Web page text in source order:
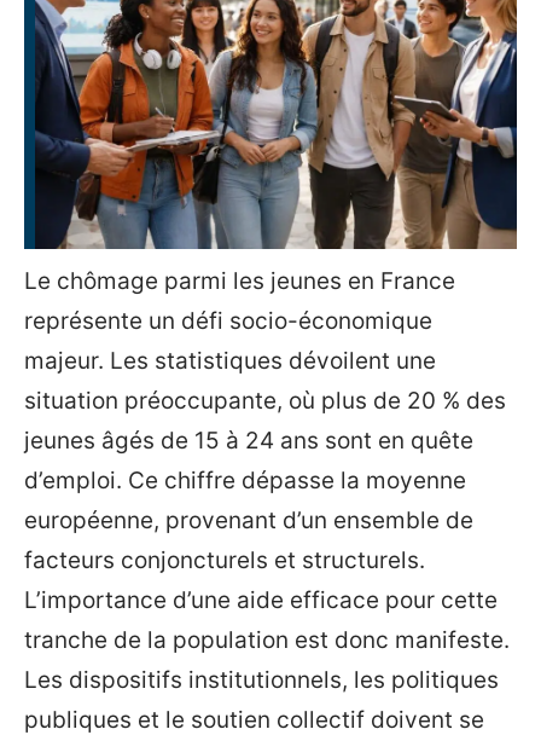
Le chômage parmi les jeunes en France
représente un défi socio-économique
majeur. Les statistiques dévoilent une
situation préoccupante, où plus de 20 % des
jeunes âgés de 15 à 24 ans sont en quête
d’emploi. Ce chiffre dépasse la moyenne
européenne, provenant d’un ensemble de
facteurs conjoncturels et structurels.
L’importance d’une aide efficace pour cette
tranche de la population est donc manifeste.
Les dispositifs institutionnels, les politiques
publiques et le soutien collectif doivent se